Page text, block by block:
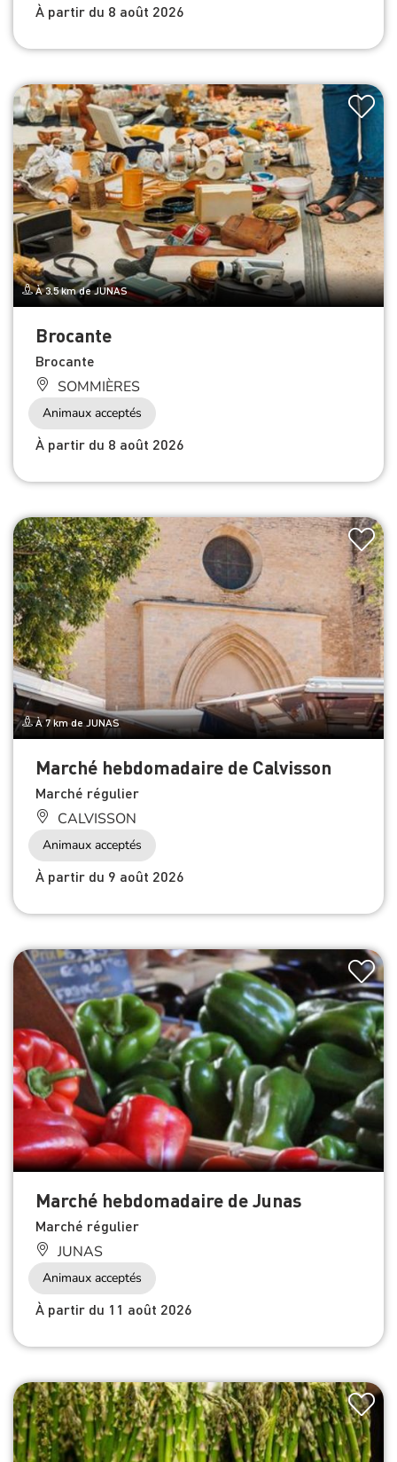
À partir du 8 août 2026
À 3.5 km de JUNAS
Brocante
Brocante
SOMMIÈRES
Animaux acceptés
À partir du 8 août 2026
À 7 km de JUNAS
Marché hebdomadaire de Calvisson
Marché régulier
CALVISSON
Animaux acceptés
À partir du 9 août 2026
Marché hebdomadaire de Junas
Marché régulier
JUNAS
Animaux acceptés
À partir du 11 août 2026